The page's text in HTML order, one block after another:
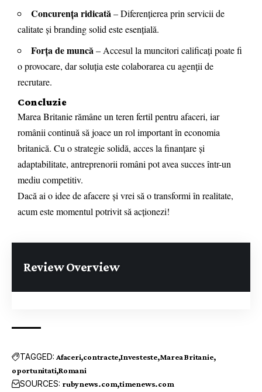
Concurența ridicată – Diferențierea prin servicii de
calitate și branding solid este esențială.
Forța de muncă– Accesul la muncitori calificați poate fi
o provocare, dar soluția este colaborarea cu agenții de
recrutare.
Concluzie
Marea Britanie rămâne un teren fertil pentru afaceri, iar
românii continuă să joace un rol important în economia
britanică. Cu o strategie solidă, acces la finanțare și
adaptabilitate, antreprenorii români pot avea succes într-un
mediu competitiv.
Dacă ai o idee de afacere și vrei să o transformi în realitate,
acum este momentul potrivit să acționezi!
Review Overview
TAGGED: Afaceri contracte Investeste Marea Britanie
oportunitati Romani
SOURCES: rubynews.com timenews.com